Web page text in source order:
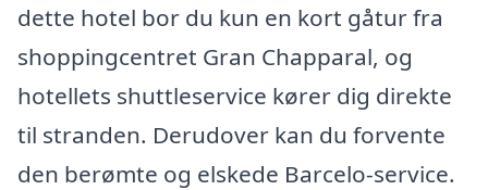
dette hotel bor du kun en kort gåtur fra
shoppingcentret Gran Chapparal, og
hotellets shuttleservice kører dig direkte
til stranden. Derudover kan du forvente
den berømte og elskede Barcelo-service.